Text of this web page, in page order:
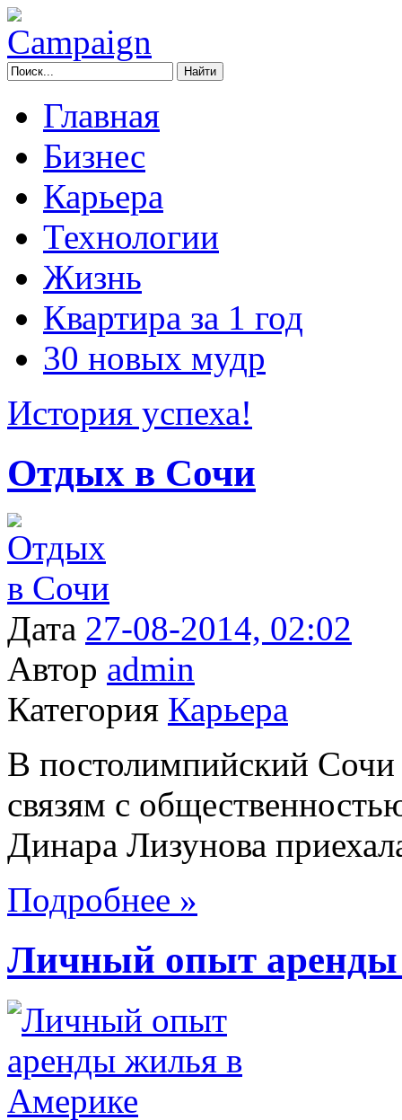
Главная
Бизнес
Карьера
Технологии
Жизнь
Квартира за 1 год
30 новых мудр
История успеха!
Отдых в Сочи
Дата 27-08-2014, 02:02
Автор admin
Категория Карьера
В постолимпийский
связям с
Динара Лизунова
Подробнее »
Личный опыт